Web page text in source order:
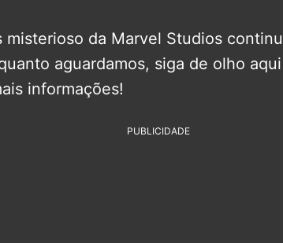
misterioso da Marvel Studios
aguardamos, siga de olho
informações!
PUBLICIDADE